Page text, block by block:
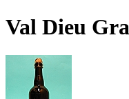
Val Dieu